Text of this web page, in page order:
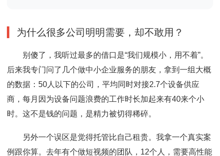
为什么很多公司明明需要，却不敢用？
别傻了，我听过最多的借口是“我们规模小，用不着”。
后来我专门问了几个做中小企业服务的朋友，拿到一组大概
的数据：50人以下的公司，平均同时对接2.7个设备供应
商，每月因为设备问题浪费的工作时长加起来有40来个小
时。这不是钱的问题，是精力被切得稀碎。
另外一个误区是觉得托管比自己租贵。我拿一个真实案
例跟你算。去年有个做短视频的团队，12个人，需要高性能